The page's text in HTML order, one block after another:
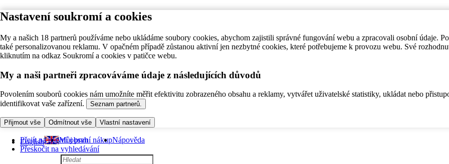
Nastavení soukromí a cookies
My a našich 18 partnerů používáme nebo ukládáme soubory cookies, abychom zajistili správné fungování webu a zpracovali osobní údaje.
také personalizovanou reklamu. V opačném případě zůstanou aktivní jen nezbytné cookies, které potřebujeme k provozu webu. Své
kliknutím na odkaz Soukromí a cookies v patičce webu.
My a naši partneři zpracováváme údaje z následujících důvodů
Povolením souborů cookies nám umožníte měřit efektivitu zobrazeného obsahu a reklamy, vytvářet uživatelské statistiky, ukládat nebo
identifikovat vaše zařízení.
Seznam partnerů.
Přijmout vše Odmítnout vše Vlastní nastavení
Přejít na hlavní obsah
Přeskočit na vyhledávání
English Můj první nákupNápověda